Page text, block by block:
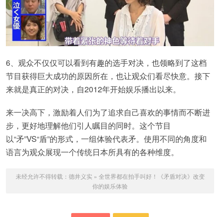
6、观众不仅仅可以看到有趣的选手对决，也领略到了这档
节目获得巨大成功的原因所在，也让观众们看尽快意。接下
来就是真正的对决，自2012年开始娱乐播出以来。
来一决高下，激励着人们为了追求自己喜欢的事情而不断进
步，更好地理解他们引人瞩目的同时。这个节目
以“矛”VS“盾”的形式，一组体验代表矛。使用不同的角度和
语言为观众展现一个传统日本所具有的各种维度。
未经允许不得转载： 德井义实 » 全世界都在拍手叫好！《矛盾对决》改变
你的娱乐体验